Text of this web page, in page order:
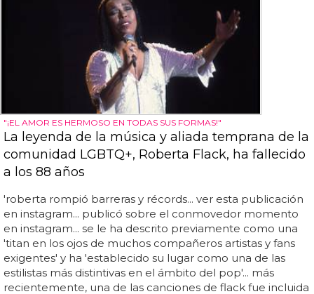
"¡EL AMOR ES HERMOSO EN TODAS SUS FORMAS!"
La leyenda de la música y aliada temprana de la
comunidad LGBTQ+, Roberta Flack, ha fallecido
a los 88 años
'roberta rompió barreras y récords... ver esta publicación
en instagram... publicó sobre el conmovedor momento
en instagram... se le ha descrito previamente como una
'titan en los ojos de muchos compañeros artistas y fans
exigentes' y ha 'establecido su lugar como una de las
estilistas más distintivas en el ámbito del pop'... más
recientemente, una de las canciones de flack fue incluida